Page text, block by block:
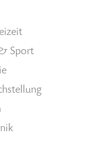
Sport